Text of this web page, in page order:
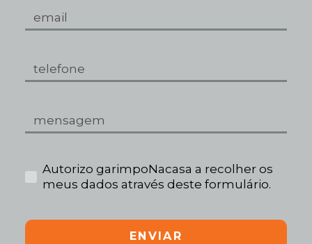
Autorizo garimpoNacasa a recolher os
meus dados através deste formulário.
ENVIAR